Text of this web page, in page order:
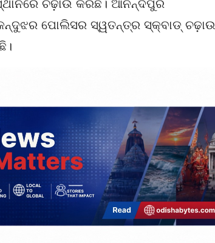
ଚଢ଼ାଉ କରିଛି। ଆନନ୍ଦପୁର
ପୋଲିସର ସ୍ୱତନ୍ତ୍ର ସ୍କ୍ବାଡ୍ ଚଢ଼ାଉ